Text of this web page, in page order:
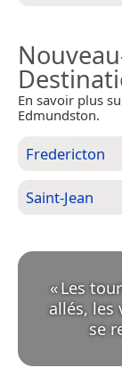
En savoir plus
Edmundston.
Fredericton
Saint-Jean
«Les
allés, les
se